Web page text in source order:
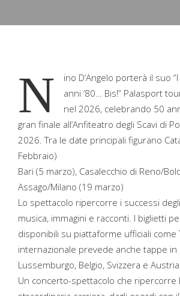
N
ino D’Angelo porterà il suo
anni ’80… Bis!” Palasport
nel 2026, celebrando 50
gran finale all’Anfiteatro degli Scavi di
2026. Tra le date principali figurano
Febbraio)
Bari (5 marzo), Casalecchio di Reno/
Assago/Milano (19 marzo)
Lo spettacolo ripercorre i successi
musica, immagini e racconti. I biglietti
disponibili su piattaforme ufficiali come
internazionale prevede anche tappe in
Lussemburgo, Belgio, Svizzera e
Un concerto-spettacolo che ripercorre